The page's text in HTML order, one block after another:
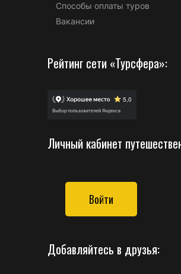
Способы оплаты туров
Вакансии
Рейтинг сети «Турсфера»:
Личный кабинет
Войти
Добавляйтесь в друзья: